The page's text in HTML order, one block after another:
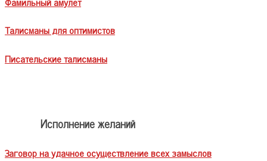
Талисманы для оптимистов
Писательские талисманы
Исполнение желаний
Заговор на удачное осуществление всех замыслов